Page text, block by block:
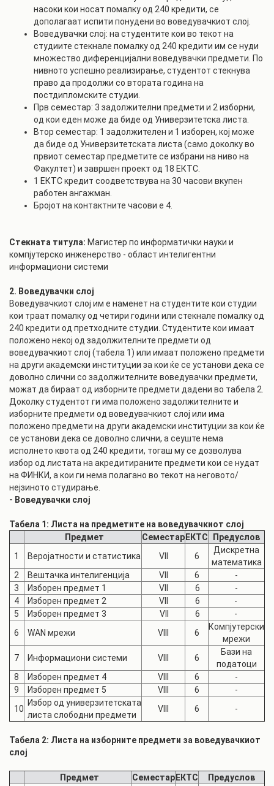
насоки кои носат помалку од 240 кредити, се
дополагаат испити понудени во воведувачкиот слој.
Воведувачки слој: на студентите кои во текот на
студиите стекнале помалку од 240 кредити им се нуди
множество диференцијални воведувачки предмети. По
нивното успешно реализирање, студентот стекнува
право да продолжи со втората година на
постдипломските студии.
Прв семестар: 3 задолжителни предмети и 2 изборни,
од кои еден може да биде од Универзитетска листа.
Втор семестар: 1 задолжителен и 1 изборен, кој може
да биде од Универзитетската листа (само доколку во
првиот семестар предметите се избрани на ниво на
Факултет) и завршен проект од 18 ЕКТС.
1 ЕКТС кредит соодветствува на 30 часови вкупен
работен ангажман.
Бројот на контактните часови е 4.
Стекната титула: Магистер по информатички науки и
компјутерско инженерство - област интелигентни
информациони системи
2. Воведувачки слој
Воведувачкиот слој им е наменет на студентите кои студии
кои траат помалку од четири години или стекнале помалку од
240 кредити од претходните студии. Студентите кои имаат
положено некој од задолжителните предмети од
воведувачкиот слој (табела 1) или имаат положено предмети
на други академски институции за кои ќе се установи дека се
доволно слични со задолжителните воведувачки предмети,
можат да бираат од изборните предмети дадени во табела 2.
Доколку студентот ги има положено задолжителните и
изборните предмети од воведувачкиот слој или има
положено предмети на други академски институции за кои ќе
се установи дека се доволно слични, а сеуште нема
исполнето квота од 240 кредити, тогаш му се дозволува
избор од листата на акредитираните предмети кои се нудат
на ФИНКИ, а кои ги нема полагано во текот на неговото/
нејзиното студирање.
- Воведувачки слој
Табела 1: Листа на предметите на воведувачкиот слој
Предмет
Семестар ЕКТС
Предуслов
1
Веројатности и статистика VII 6
Дискретна
математика
2
Вештачка интелигенција VII 6
-
3
Изборен предмет 1 VII 6
-
4
Изборен предмет 2 VII 6
-
5
Изборен предмет 3 VII 6
-
6
WAN мрежи VIII 6
Компјутерски
мрежи
7
Информациони системи VIII 6
Бази на
податоци
8
Изборен предмет 4 VIII 6
-
9
Изборен предмет 5 VIII 6
-
10
Избор од универзитетската
листа слободни предмети
VIII 6 -
Табела 2: Листа на изборните предмети за воведувачкиот
слој
Предмет Семестар ЕКТС
Предуслов